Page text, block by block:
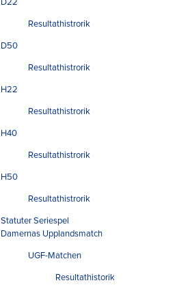
D22
Resultathistrorik
D50
Resultathistrorik
H22
Resultathistrorik
H40
Resultathistrorik
H50
Resultathistrorik
Statuter Seriespel
Damernas Upplandsmatch
UGF-Matchen
Resultathistorik